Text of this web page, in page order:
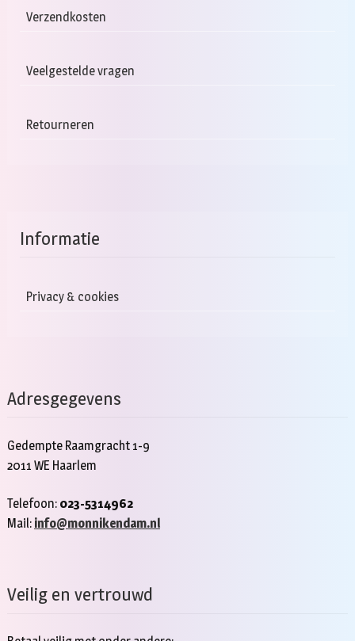
Verzendkosten
Veelgestelde vragen
Retourneren
Informatie
Privacy & cookies
Adresgegevens
Gedempte Raamgracht 1-9
2011 WE Haarlem
Telefoon: 023-5314962
Mail: info@monnikendam.nl
Veilig en vertrouwd